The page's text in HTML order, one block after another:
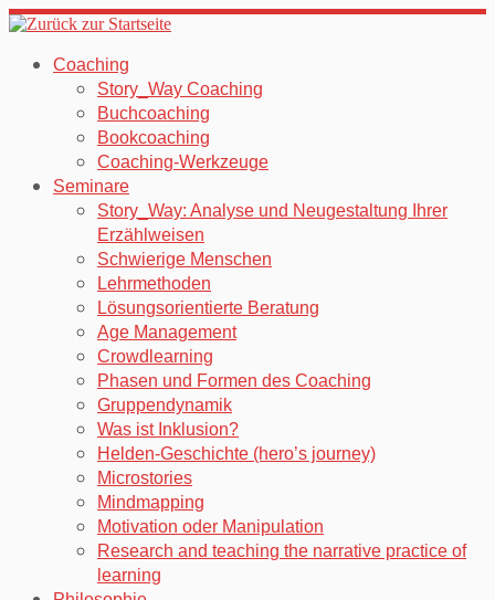
Zum
springenCoaching
Story_Way Coaching
Buchcoaching
Bookcoaching
Coaching-Werkzeuge
Seminare
Story_Way: Analyse und Neugestaltung Ihrer
Erzählweisen
Schwierige Menschen
Lehrmethoden
Lösungsorientierte Beratung
Age Management
Crowdlearning
Phasen und Formen des Coaching
Gruppendynamik
Was ist Inklusion?
Helden-Geschichte (hero’s journey)
Microstories
Mindmapping
Motivation oder Manipulation
Research and teaching the narrative practice of
learning